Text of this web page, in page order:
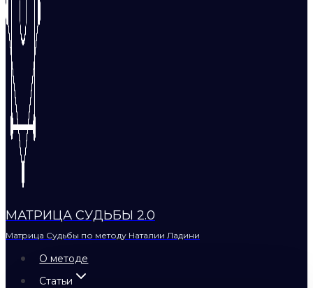
МАТРИЦА СУДЬБЫ 2.0
Матрица Судьбы по методу Наталии Ладини
О методе
Статьи